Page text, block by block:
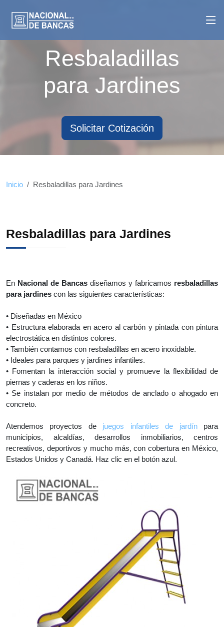
Resbaladillas
para Jardines
Solicitar Cotización
Inicio Resbaladillas para Jardines
Resbaladillas para Jardines
En Nacional de Bancas diseñamos y fabricamos resbaladillas
para jardines con las siguientes características:
• Diseñadas en México
• Estructura elaborada en acero al carbón y pintada con pintura
electrostática en distintos colores.
• También contamos con resbaladillas en acero inoxidable.
• Ideales para parques y jardines infantiles.
• Fomentan la interacción social y promueve la flexibilidad de
piernas y caderas en los niños.
• Se instalan por medio de métodos de anclado o ahogado en
concreto.
Atendemos proyectos de juegos infantiles de jardínpara
municipios, alcaldías, desarrollos inmobiliarios, centros
recreativos, deportivos y mucho más, con cobertura en México,
Estados Unidos y Canadá. Haz clic en el botón azul.